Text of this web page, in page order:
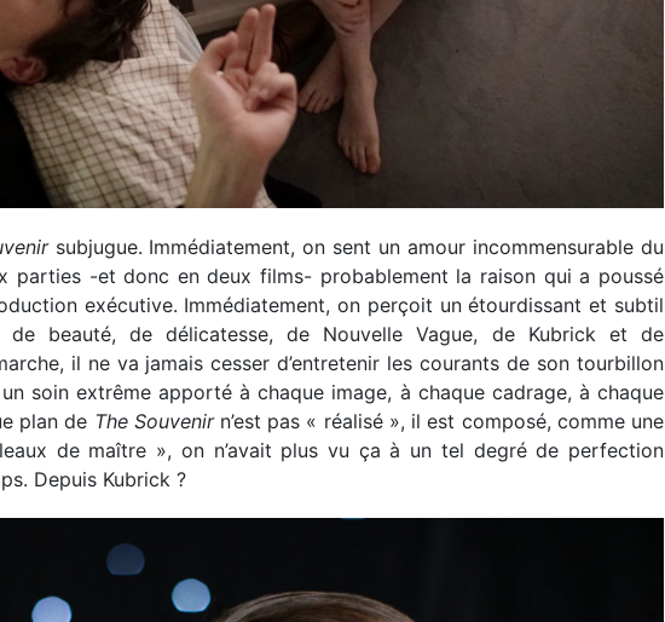
subjugue. Immédiatement, on sent un amour incommensurable du
parties -et donc en deux films- probablement la raison qui a poussé
exécutive. Immédiatement, on perçoit un étourdissant et subtil
de beauté, de délicatesse, de Nouvelle Vague, de Kubrick et de
il ne va jamais cesser d’entretenir les courants de son tourbillon
soin extrême apporté à chaque image, à chaque cadrage, à chaque
plan de The Souvenirn’est pas « réalisé », il est composé, comme une
de maître », on n’avait plus vu ça à un tel degré de perfection
Depuis Kubrick ?